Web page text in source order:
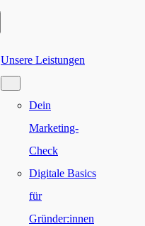
Unsere Leistungen
Dein
Marketing-
Check
Digitale Basics
für
Gründer:innen